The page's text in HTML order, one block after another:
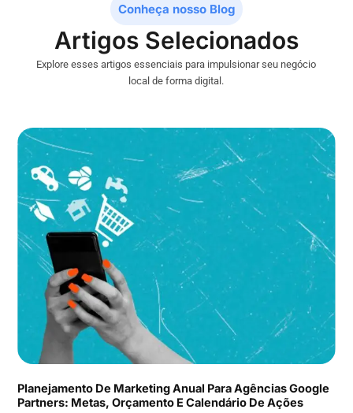
Conheça nosso Blog
Artigos Selecionados
Explore esses artigos essenciais para impulsionar seu negócio
local de forma digital.
Planejamento De Marketing Anual Para Agências Google
Partners: Metas, Orçamento E Calendário De Ações